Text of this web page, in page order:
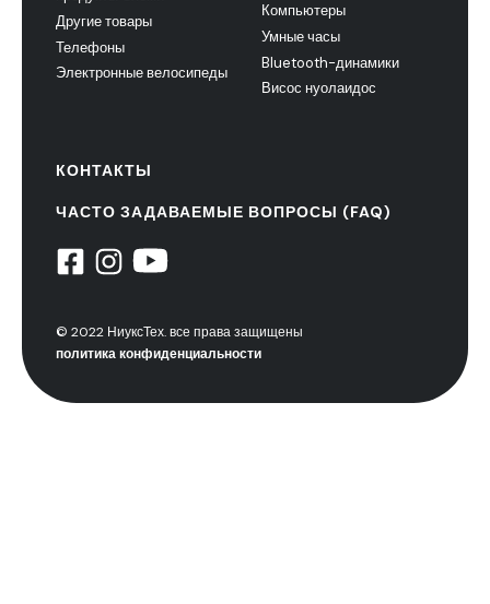
Другие товары
Телефоны
Электронные велосипеды
Компьютеры
Умные часы
Bluetooth-динамики
Висос нуолаидос
КОНТАКТЫ
ЧАСТО ЗАДАВАЕМЫЕ ВОПРОСЫ (FAQ)
© 2022 НиуксТех. все права защищены
политика конфиденциальности